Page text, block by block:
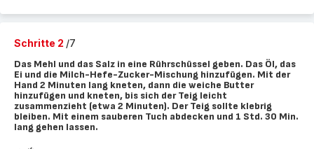
Schritte 2 /7
Das Mehl und das Salz in eine Rührschüssel geben. Das Öl, das
Ei und die Milch-Hefe-Zucker-Mischung hinzufügen. Mit der
Hand 2 Minuten lang kneten, dann die weiche Butter
hinzufügen und kneten, bis sich der Teig leicht
zusammenzieht (etwa 2 Minuten). Der Teig sollte klebrig
bleiben. Mit einem sauberen Tuch abdecken und 1 Std. 30 Min.
lang gehen lassen.